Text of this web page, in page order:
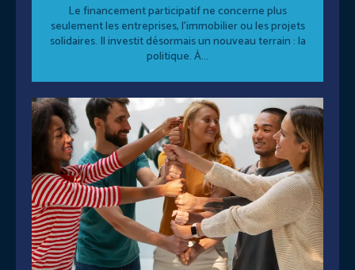
Le financement participatif ne concerne plus
seulement les entreprises, l’immobilier ou les projets
solidaires. Il investit désormais un nouveau terrain : la
politique. À...